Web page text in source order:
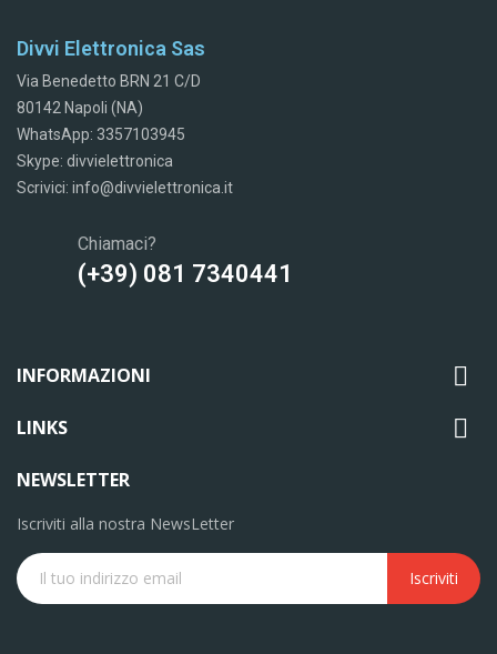
Divvi Elettronica Sas
Via Benedetto BRN 21 C/D
80142 Napoli (NA)
WhatsApp: 3357103945
Skype: divvielettronica
Scrivici: info@divvielettronica.it
Chiamaci?
(+39) 081 7340441
INFORMAZIONI 
LINKS 
NEWSLETTER
Iscriviti alla nostra NewsLetter
Iscriviti